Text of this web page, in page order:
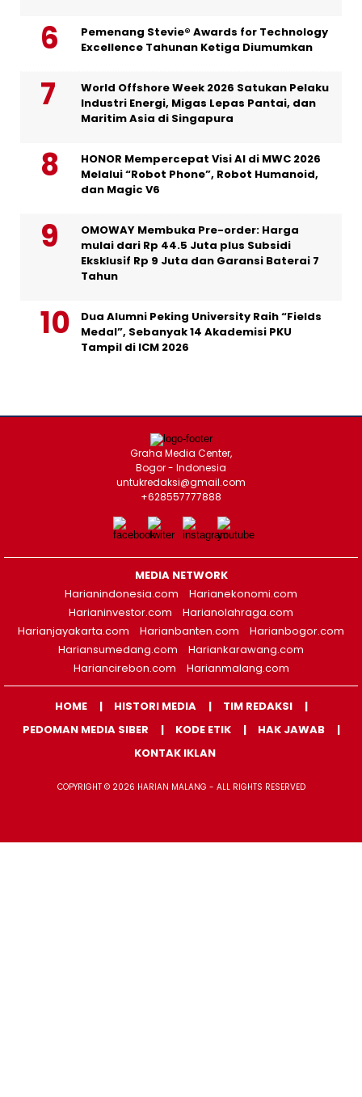
Pemenang Stevie® Awards for Technology
Excellence Tahunan Ketiga Diumumkan
World Offshore Week 2026 Satukan Pelaku
Industri Energi, Migas Lepas Pantai, dan
Maritim Asia di Singapura
HONOR Mempercepat Visi AI di MWC 2026
Melalui “Robot Phone”, Robot Humanoid,
dan Magic V6
OMOWAY Membuka Pre-order: Harga
mulai dari Rp 44.5 Juta plus Subsidi
Eksklusif Rp 9 Juta dan Garansi Baterai 7
Tahun
Dua Alumni Peking University Raih “Fields
Medal”, Sebanyak 14 Akademisi PKU
Tampil di ICM 2026
Graha Media Center,
Bogor - Indonesia
untukredaksi@gmail.com
+628557777888
MEDIA NETWORK
Harianindonesia.com
Harianekonomi.com
Harianinvestor.com
Harianolahraga.com
Harianjayakarta.com
Harianbanten.com
Harianbogor.com
Hariansumedang.com
Hariankarawang.com
Hariancirebon.com
Harianmalang.com
HOME HISTORI MEDIA
TIM REDAKSI
PEDOMAN MEDIA SIBER
KODE ETIK
HAK JAWAB
KONTAK IKLAN
COPYRIGHT © 2026 HARIAN MALANG - ALL RIGHTS RESERVED